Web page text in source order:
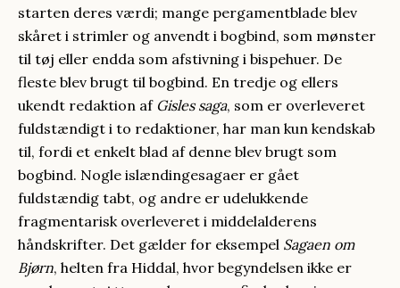
starten deres værdi; mange pergamentblade blev
skåret i strimler og anvendt i bogbind, som mønster
til tøj eller endda som afstivning i bispehuer. De
fleste blev brugt til bogbind. En tredje og ellers
ukendt redaktion af Gisles saga, som er overleveret
fuldstændigt i to redaktioner, har man kun kendskab
til, fordi et enkelt blad af denne blev brugt som
bogbind. Nogle islændingesagaer er gået
fuldstændig tabt, og andre er udelukkende
fragmentarisk overleveret i middelalderens
håndskrifter. Det gælder for eksempel Sagaen om
Bjørn, helten fra Hiddal, hvor begyndelsen ikke er